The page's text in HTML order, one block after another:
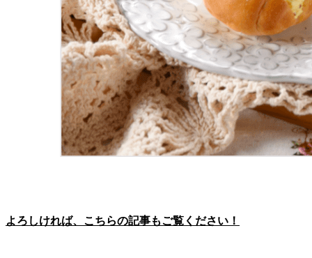
よろしければ、こちらの記事もご覧ください！